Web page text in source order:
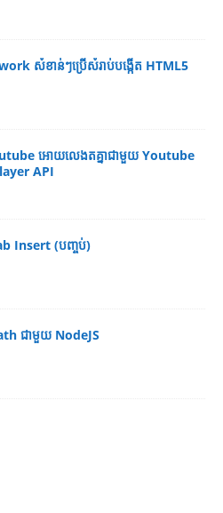
សំខាន់ៗប្រើសំរាប់បង្កើត HTML5
អោយ​លេងតគ្នាជាមួយ Youtube
API
Insert (បញ្ចប់)
ជាមួយ NodeJS